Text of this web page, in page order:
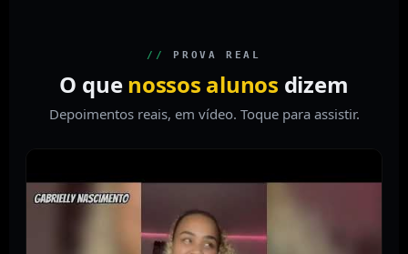
// PROVA REAL
O quenossos alunos dizem
Depoimentos reais, em vídeo. Toque para assistir.